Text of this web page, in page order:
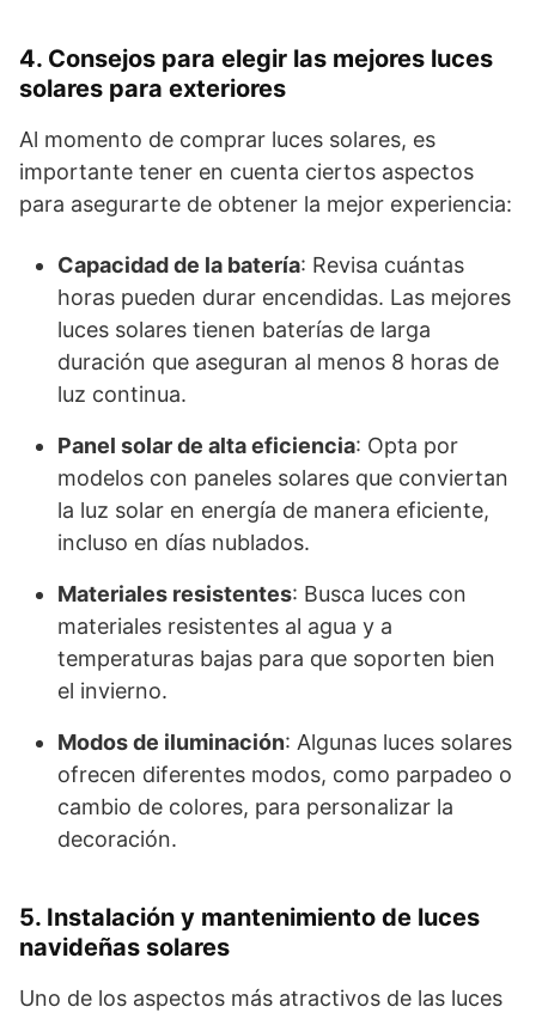
4. Consejos para elegir las mejores luces
solares para exteriores
Al momento de comprar luces solares, es
importante tener en cuenta ciertos aspectos
para asegurarte de obtener la mejor experiencia:
Capacidad de la batería: Revisa cuántas
horas pueden durar encendidas. Las mejores
luces solares tienen baterías de larga
duración que aseguran al menos 8 horas de
luz continua.
Panel solar de alta eficiencia: Opta por
modelos con paneles solares que conviertan
la luz solar en energía de manera eficiente,
incluso en días nublados.
Materiales resistentes: Busca luces con
materiales resistentes al agua y a
temperaturas bajas para que soporten bien
el invierno.
Modos de iluminación: Algunas luces solares
ofrecen diferentes modos, como parpadeo o
cambio de colores, para personalizar la
decoración.
5. Instalación y mantenimiento de luces
navideñas solares
Uno de los aspectos más atractivos de las luces